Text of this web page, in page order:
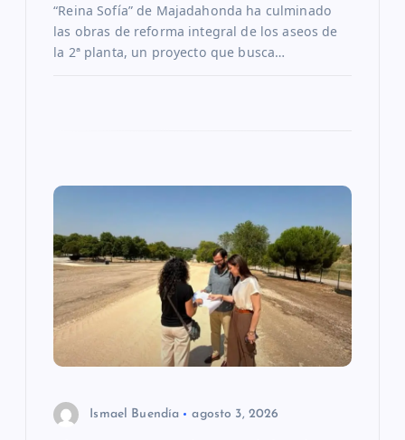
“Reina Sofía” de Majadahonda ha culminado
las obras de reforma integral de los aseos de
la 2ª planta, un proyecto que busca…
Ismael Buendía agosto 3, 2026